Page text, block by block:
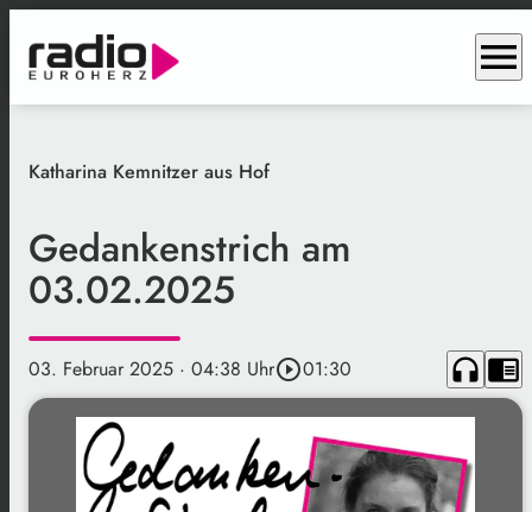
menu
Katharina Kemnitzer aus Hof
Gedankenstrich am
03.02.2025
03. Februar 2025 · 04:38 Uhrplay_circle_outline01:30 headphones chrome_reader_mode